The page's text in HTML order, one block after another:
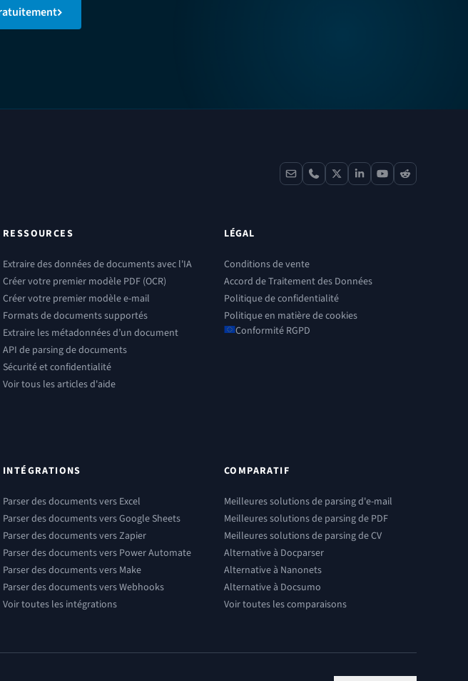
contactphone
x linkedinyoutube
reddit
RESSOURCES
Extraire des données de documents avec l'IA
Créer votre premier modèle PDF (OCR)
Créer votre premier modèle e-mail
Formats de documents supportés
Extraire les métadonnées d’un document
API de parsing de documents
Sécurité et confidentialité
Voir tous les articles d'aide
LÉGAL
Conditions de vente
Accord de Traitement des Données
Politique de confidentialité
Politique en matière de cookies
Conformité RGPD
INTÉGRATIONS
Parser des documents vers Excel
Parser des documents vers Google Sheets
Parser des documents vers Zapier
Parser des documents vers Power Automate
Parser des documents vers Make
Parser des documents vers Webhooks
Voir toutes les intégrations
COMPARATIF
Meilleures solutions de parsing d'e-mail
Meilleures solutions de parsing de PDF
Meilleures solutions de parsing de CV
Alternative à Docparser
Alternative à Nanonets
Alternative à Docsumo
Voir toutes les comparaisons